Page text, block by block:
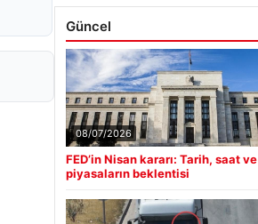
Güncel
08/07/2026
FED’in Nisan kararı: Tarih, saat ve
piyasaların beklentisi